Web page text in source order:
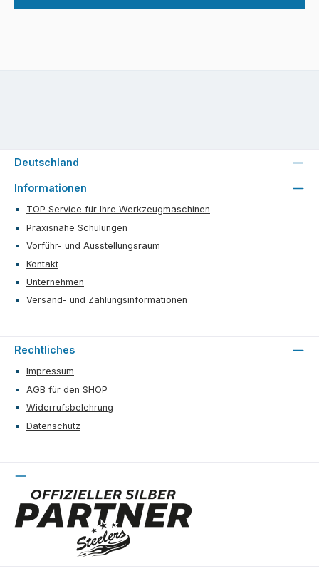
Informationen
TOP Service für Ihre Werkzeugmaschinen
Praxisnahe Schulungen
Vorführ- und Ausstellungsraum
Kontakt
Unternehmen
Versand- und Zahlungsinformationen
Rechtliches
Impressum
AGB für den SHOP
Widerrufsbelehrung
Datenschutz
Deutschland